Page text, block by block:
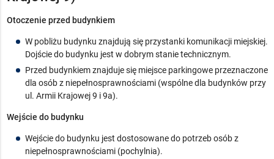
Otoczenie przed budynkiem
W pobliżu budynku znajdują się przystanki komunikacji miejskiej.
Dojście do budynku jest w dobrym stanie technicznym.
Przed budynkiem znajduje się miejsce parkingowe przeznaczone
dla osób z niepełnosprawnościami (wspólne dla budynków przy
ul. Armii Krajowej 9 i 9a).
Wejście do budynku
Wejście do budynku jest dostosowane do potrzeb osób z
niepełnosprawnościami (pochylnia).